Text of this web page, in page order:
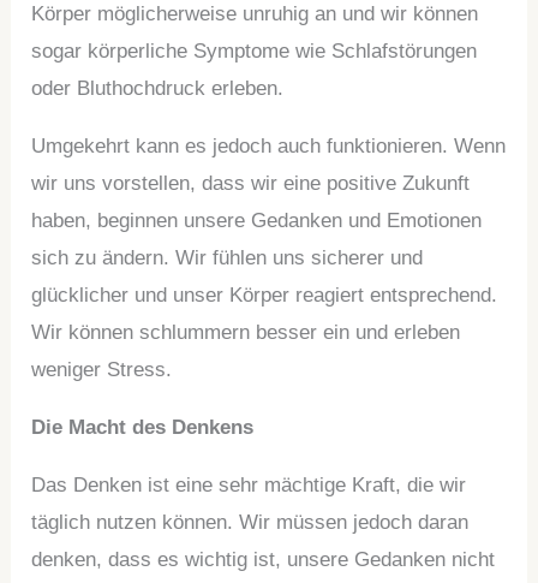
Körper möglicherweise unruhig an und wir können
sogar körperliche Symptome wie Schlafstörungen
oder Bluthochdruck erleben.
Umgekehrt kann es jedoch auch funktionieren. Wenn
wir uns vorstellen, dass wir eine positive Zukunft
haben, beginnen unsere Gedanken und Emotionen
sich zu ändern. Wir fühlen uns sicherer und
glücklicher und unser Körper reagiert entsprechend.
Wir können schlummern besser ein und erleben
weniger Stress.
Die Macht des Denkens
Das Denken ist eine sehr mächtige Kraft, die wir
täglich nutzen können. Wir müssen jedoch daran
denken, dass es wichtig ist, unsere Gedanken nicht